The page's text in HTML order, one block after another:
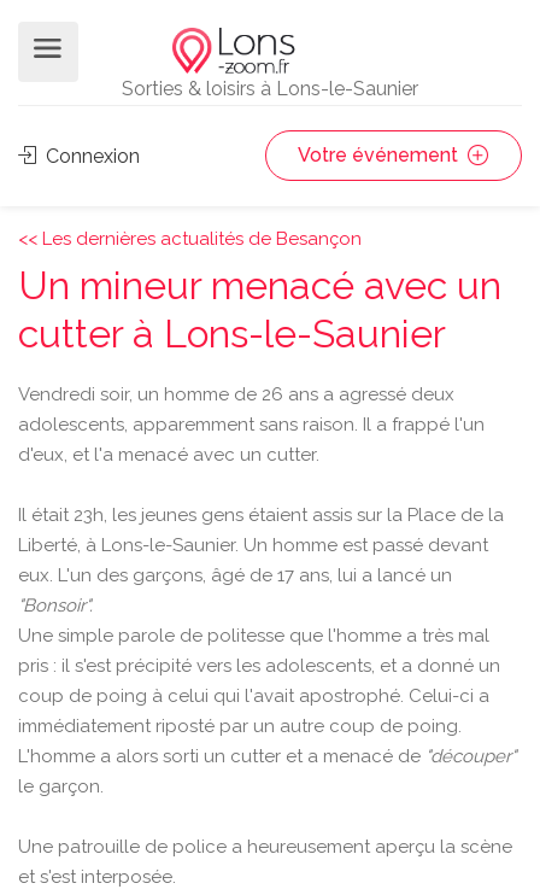
Sorties & loisirs à Lons-le-Saunier
Connexion Votre événement
<< Les dernières actualités de Besançon
Un mineur menacé avec un
cutter à Lons-le-Saunier
Vendredi soir, un homme de 26 ans a agressé deux
adolescents, apparemment sans raison. Il a frappé l'un
d'eux, et l'a menacé avec un cutter.
Il était 23h, les jeunes gens étaient assis sur la Place de la
Liberté, à Lons-le-Saunier. Un homme est passé devant
eux. L'un des garçons, âgé de 17 ans, lui a lancé un
"Bonsoir".
Une simple parole de politesse que l'homme a très mal
pris : il s'est précipité vers les adolescents, et a donné un
coup de poing à celui qui l'avait apostrophé. Celui-ci a
immédiatement riposté par un autre coup de poing.
L'homme a alors sorti un cutter et a menacé de "découper"
le garçon.
Une patrouille de police a heureusement aperçu la scène
et s'est interposée.